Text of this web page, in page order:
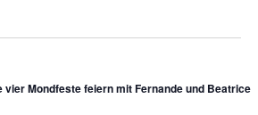
vier Mondfeste feiern mit Fernande und Beatrice